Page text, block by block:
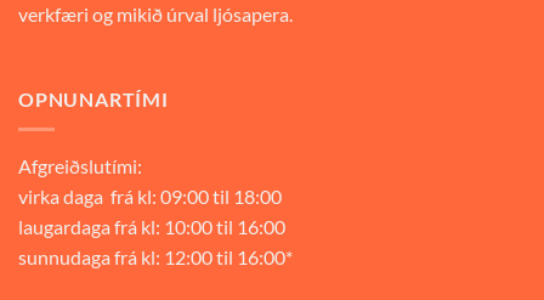
verkfæri og mikið úrval ljósapera.
OPNUNARTÍMI
Afgreiðslutími:
virka daga frá kl: 09:00 til 18:00
laugardaga frá kl: 10:00 til 16:00
sunnudaga frá kl: 12:00 til 16:00*